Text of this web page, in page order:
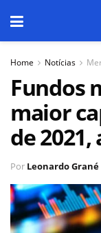
Home Notícias
Fundos
maior
de
Por Leonardo Grané